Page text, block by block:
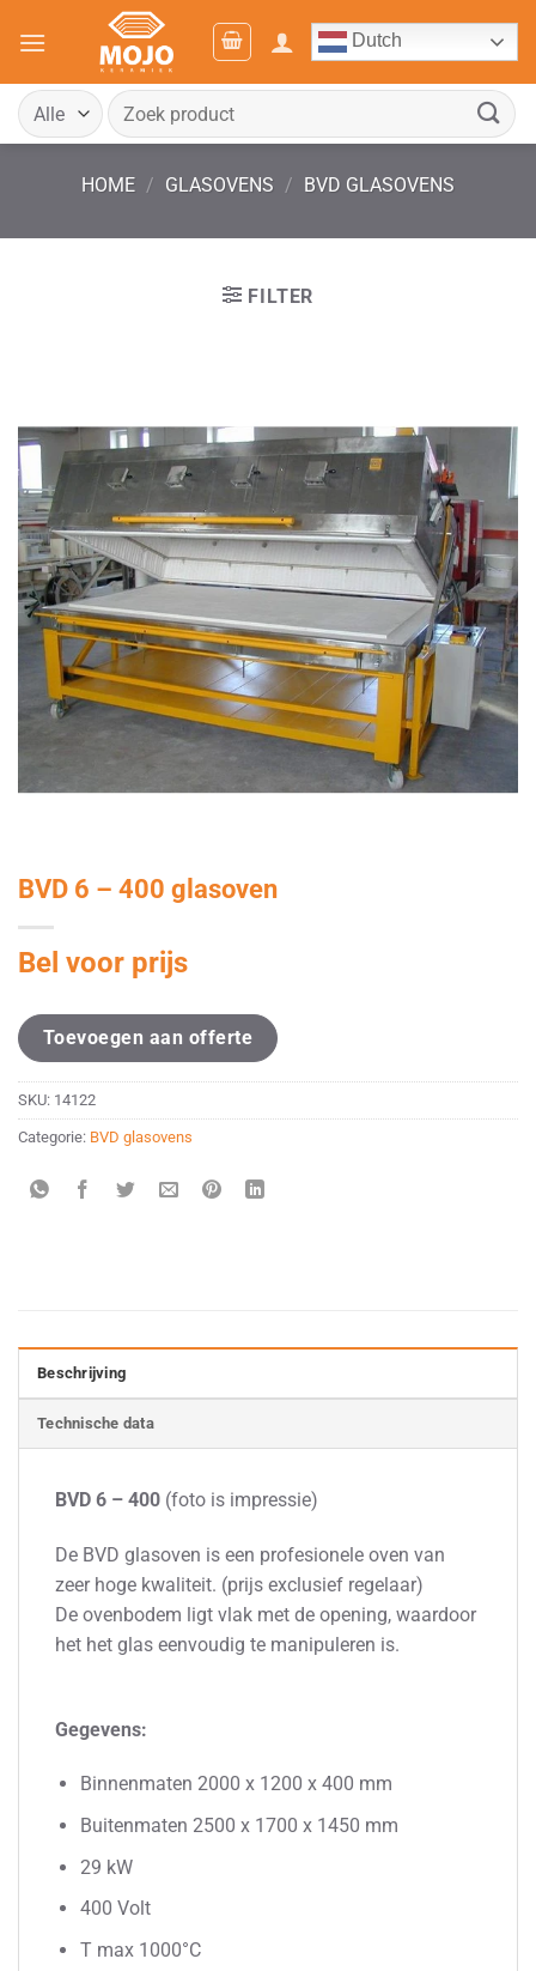
naar
Dutch
Zoeken
naar:
HOME / GLASOVENS / BVD GLASOVENS
FILTER
BVD 6 – 400 glasoven
Bel voor prijs
Toevoegen aan offerte
SKU: 14122
Categorie: BVD glasovens
Beschrijving
Technische data
BVD 6 – 400 (foto is impressie)
De BVD glasoven is een profesionele oven van
zeer hoge kwaliteit. (prijs exclusief regelaar)
De ovenbodem ligt vlak met de opening, waardoor
het het glas eenvoudig te manipuleren is.
Gegevens:
Binnenmaten 2000 x 1200 x 400 mm
Buitenmaten 2500 x 1700 x 1450 mm
29 kW
400 Volt
T max 1000°C